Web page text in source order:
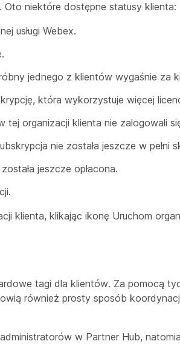
niektóre dostępne statusy klienta:
usługi Webex.
jednego z klientów wygaśnie za
która wykorzystuje więcej
tej organizacji klienta nie zalogowali
nie została jeszcze w pełni
jeszcze opłacona.
klienta, klikając ikonę Uruchom
tagi dla klientów. Za pomocą
również prosty sposób
w Partner Hub,